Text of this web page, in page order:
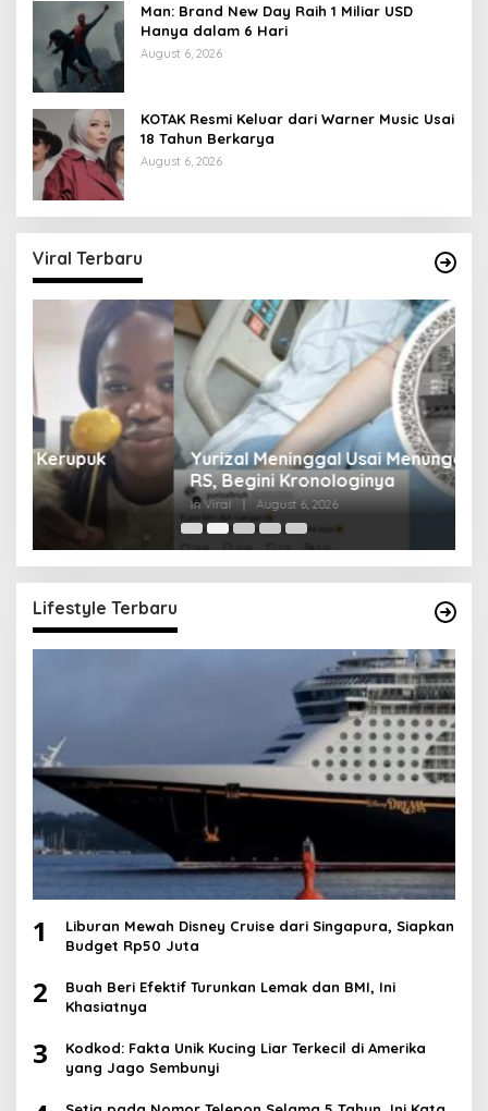
Man: Brand New Day Raih 1 Miliar USD
Hanya dalam 6 Hari
August 6, 2026
KOTAK Resmi Keluar dari Warner Music Usai
18 Tahun Berkarya
August 6, 2026
Viral Terbaru
Yurizal Meninggal Usai Menunggu 8 Jam di
RS, Begini Kronologinya
In Viral August 6, 2026
Lifestyle Terbaru
1
Liburan Mewah Disney Cruise dari Singapura, Siapkan
Budget Rp50 Juta
2
Buah Beri Efektif Turunkan Lemak dan BMI, Ini
Khasiatnya
3
Kodkod: Fakta Unik Kucing Liar Terkecil di Amerika
yang Jago Sembunyi